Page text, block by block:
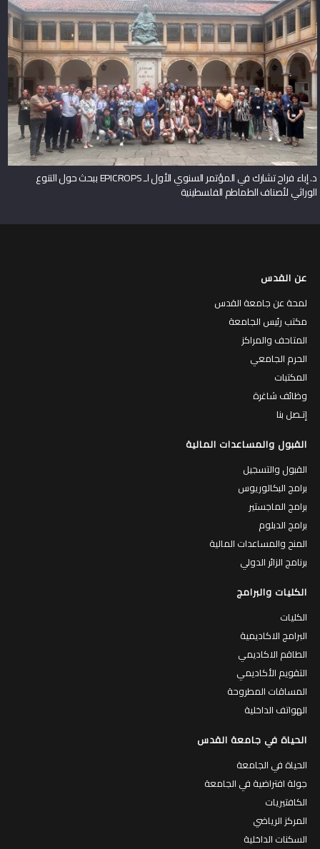
د. إباء فراح تشارك في المؤتمر السنوي الأول لـ EPICROPS ببحث حول التنوع
الوراثي لأصناف الطماطم الفلسطينية
عن القدس
لمحة عن جامعة القدس
مكتب رئيس الجامعة
المتاحف والمراكز
الحرم الجامعي
المكتبات
وظائف شاغرة
إتـصل بنا
القبول والمساعدات المالية
القبول والتسجيل
برامج البكالوريوس
برامج الماجستير
برامج الدبلوم
المنح والمساعدات المالية
برنامج الزائر الدولي
الكليات والبرامج
الكليات
البرامج الاكاديمية
الطاقم الاكاديمي
التقويم الأكاديمي
المساقات المطروحة
الهواتف الداخلية
الحياة في جامعة القدس
الحياة في الجامعة
جولة افتراضية في الجامعة
الكافتيريات
المركز الرياضي
السكنات الداخلية